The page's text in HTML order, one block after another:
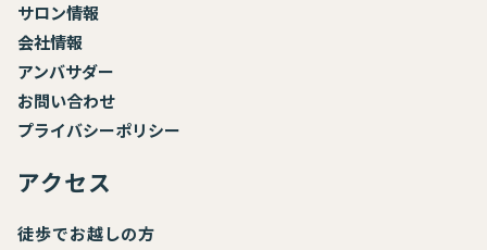
サロン情報
会社情報
アンバサダー
お問い合わせ
プライバシーポリシー
アクセス
徒歩でお越しの方